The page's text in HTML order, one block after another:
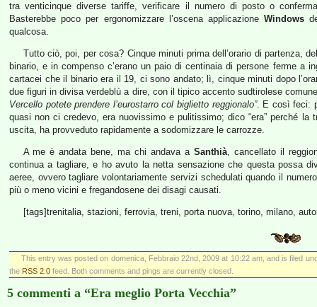
tra venticinque diverse tariffe, verificare il numero di posto o
Basterebbe poco per ergonomizzare l’oscena applicazioneWindows
qualcosa.
Tutto ciò, poi, per cosa? Cinque minuti prima dell’orario di partenza,
binario, e in compenso c’erano un paio di centinaia di persone ferme a
cartacei che il binario era il 19, ci sono andato; lì, cinque minuti dopo
due figuri in divisa verdeblù a dire, con il tipico accento sudtirolese
Vercello potete prendere l’eurostarro col biglietto reggionalo”. E così feci:
quasi non ci credevo, era nuovissimo e pulitissimo; dico “era” perché la
uscita, ha provveduto rapidamente a sodomizzare le carrozze.
A me è andata bene, ma chi andava a Santhià, cancellato il
continua a tagliare, e ho avuto la netta sensazione che questa possa
aeree, ovvero tagliare volontariamente servizi schedulati quando il
più o meno vicini e fregandosene dei disagi causati.
[tags]trenitalia, stazioni, ferrovia, treni, porta nuova, torino, milano,
This entry was posted on domenica, Febbraio 22nd, 2009 at 10:22 am, and is filed
the RSS 2.0 feed. Both comments and pings are currently closed.
5 commenti a “Era meglio Porta Vecchia”